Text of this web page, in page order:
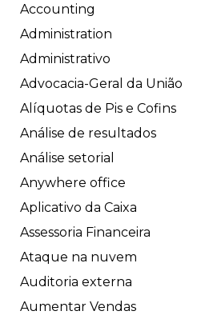
Accounting
Administration
Administrativo
Advocacia-Geral da União
Alíquotas de Pis e Cofins
Análise de resultados
Análise setorial
Anywhere office
Aplicativo da Caixa
Assessoria Financeira
Ataque na nuvem
Auditoria externa
Aumentar Vendas